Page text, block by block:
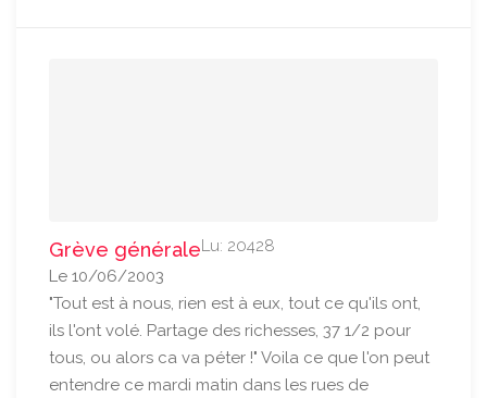
Grève généraleLu: 20428
Le 10/06/2003
"Tout est à nous, rien est à eux, tout ce qu'ils ont,
ils l'ont volé. Partage des richesses, 37 1/2 pour
tous, ou alors ca va péter !" Voila ce que l'on peut
entendre ce mardi matin dans les rues de